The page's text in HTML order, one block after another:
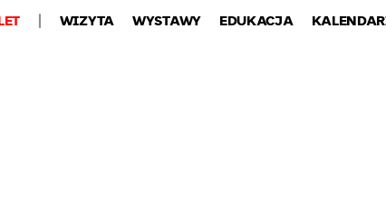
WIZYTA WYSTAWY EDUKACJA